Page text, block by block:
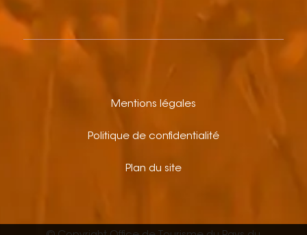
Mentions légales
Politique de confidentialité
Plan du site